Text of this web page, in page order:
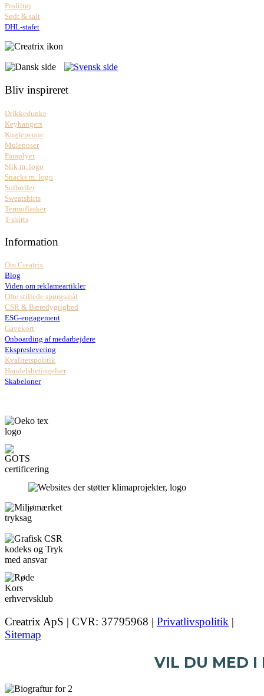
Profiltøj
Sødt & salt
DHL-stafet
Bliv inspireret
Drikkedunke
Keyhangers
Kuglepenne
Muleposer
Paraplyer
Slik m. logo
Snacks m. logo
Solbriller
Sweatshirts
Termoflasker
T-shirts
Information
Om Creatrix
Blog
Viden om reklameartikler
Ofte stillede spørgsmål
CSR & Bæredygtighed
ESG-engagement
Gavekort
Onboarding af medarbejdere
Ekspreslevering
Kvalitetspolitik
Handelsbetingelser
Skabeloner
Creatrix ApS | CVR: 37795968 | Privatlivspolitik |
Sitemap
VIL DU MED I